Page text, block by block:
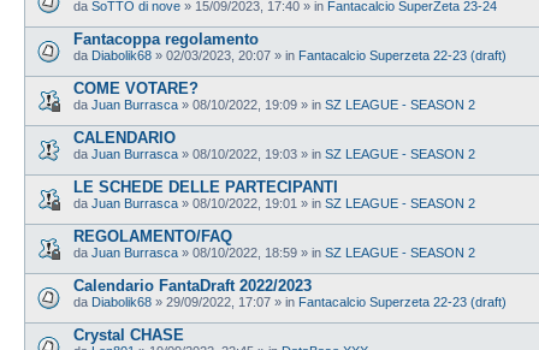
da SoTTO di nove » 15/09/2023, 17:40 » in Fantacalcio SuperZeta 23-24
Fantacoppa regolamento
da Diabolik68 » 02/03/2023, 20:07 » in Fantacalcio Superzeta 22-23 (draft)
COME VOTARE?
da Juan Burrasca » 08/10/2022, 19:09 » in SZ LEAGUE - SEASON 2
CALENDARIO
da Juan Burrasca » 08/10/2022, 19:03 » in SZ LEAGUE - SEASON 2
LE SCHEDE DELLE PARTECIPANTI
da Juan Burrasca » 08/10/2022, 19:01 » in SZ LEAGUE - SEASON 2
REGOLAMENTO/FAQ
da Juan Burrasca » 08/10/2022, 18:59 » in SZ LEAGUE - SEASON 2
Calendario FantaDraft 2022/2023
da Diabolik68 » 29/09/2022, 17:07 » in Fantacalcio Superzeta 22-23 (draft)
Crystal CHASE